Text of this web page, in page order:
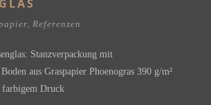
, Referenzen
Stanzverpackung mit
aus Graspapier Phoenogras 390 g/m²
Druck